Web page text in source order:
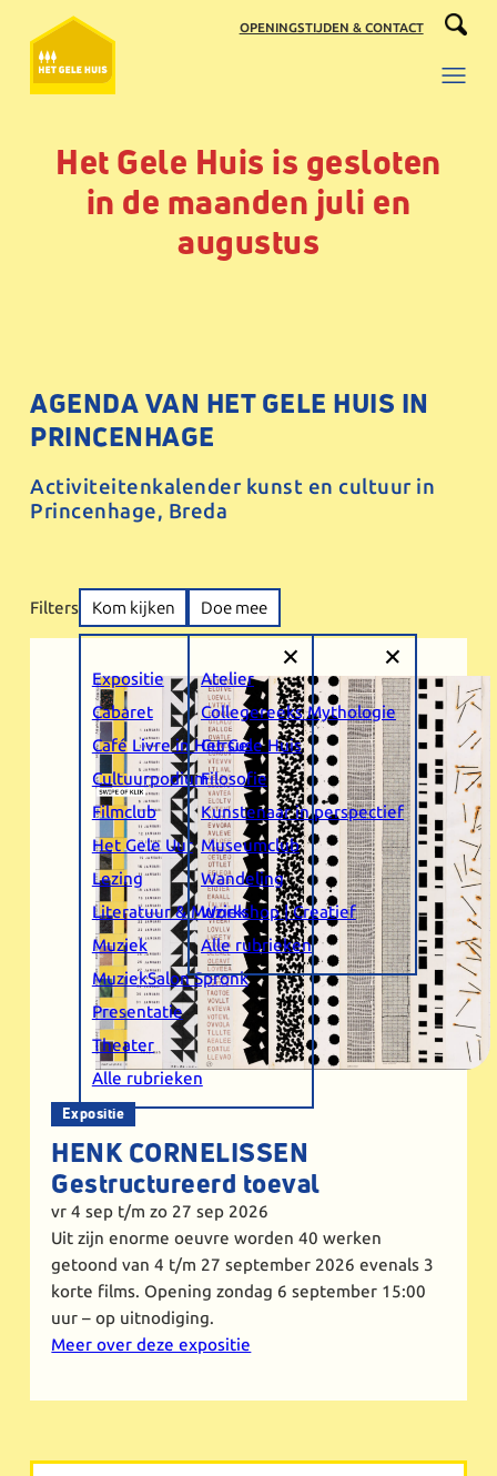
naar
inhoud
OPENINGSTIJDEN & CONTACT
Het Gele Huis is gesloten
in de maanden juli en
augustus
AGENDA VAN HET GELE HUIS IN
PRINCENHAGE
Activiteitenkalender kunst en cultuur in
Princenhage, Breda
Filters Kom kijken
+
Expositie
Cabaret
Café Livre in Het Gele Huis
Cultuurpodium
Filmclub
Het Gele Uur
Lezing
Literatuur & Muziek
Muziek
MuziekSalon Spronk
Presentatie
Theater
Alle rubrieken
Doe mee
+
Atelier
Collegereeks Mythologie
Cursus
Filosofie
Kunstenaar in perspectief
Museumclub
Wandeling
Workshop | Creatief
Alle rubrieken
Expositie
HENK CORNELISSEN
Gestructureerd toeval
vr 4 sep t/m zo 27 sep 2026
Uit zijn enorme oeuvre worden 40 werken
getoond van 4 t/m 27 september 2026 evenals 3
korte films. Opening zondag 6 september 15:00
uur – op uitnodiging.
Meer over deze expositie